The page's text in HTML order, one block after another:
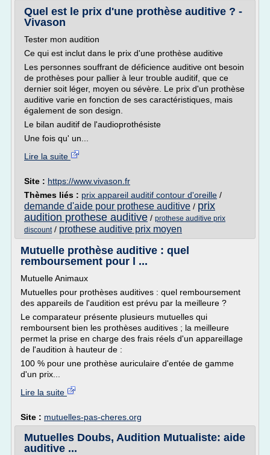
Quel est le prix d'une prothèse auditive ? -
Vivason
Tester mon audition
Ce qui est inclut dans le prix d'une prothèse auditive
Les personnes souffrant de déficience auditive ont besoin
de prothèses pour pallier à leur trouble auditif, que ce
dernier soit léger, moyen ou sévère. Le prix d'un prothèse
auditive varie en fonction de ses caractéristiques, mais
également de son design.
Le bilan auditif de l'audioprothésiste
Une fois qu' un...
Lire la suite
Site : https://www.vivason.fr
Thèmes liés : prix appareil auditif contour d'oreille /
demande d'aide pour prothese auditive / prix
audition prothese auditive / prothese auditive prix
discount/ prothese auditive prix moyen
Mutuelle prothèse auditive : quel
remboursement pour l ...
Mutuelle Animaux
Mutuelles pour prothèses auditives : quel remboursement
des appareils de l'audition est prévu par la meilleure ?
Le comparateur présente plusieurs mutuelles qui
remboursent bien les prothèses auditives ; la meilleure
permet la prise en charge des frais réels d'un appareillage
de l'audition à hauteur de :
100 % pour une prothèse auriculaire d'entée de gamme
d'un prix...
Lire la suite
Site : mutuelles-pas-cheres.org
Mutuelles Doubs, Audition Mutualiste: aide
auditive ...